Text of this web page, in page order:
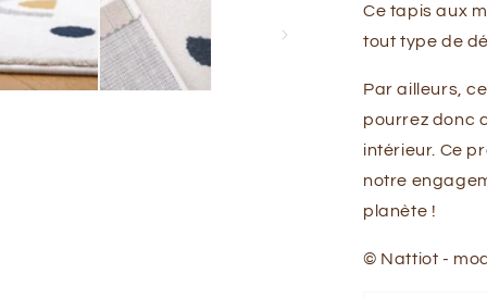
Ce tapis aux
tout type de
Par ailleurs,
pourrez donc
intérieur. Ce
notre
planète !
© Nattiot -